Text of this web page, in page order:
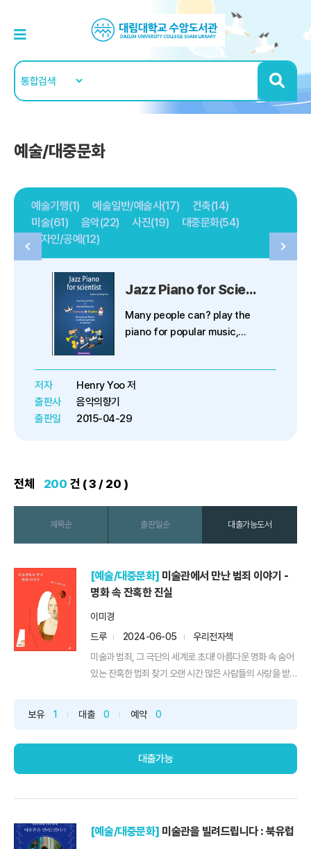
예술/대중문화
예술기행(1) 예술일반/예술사(17)
건축(14)
미술(61)
음악(22) 사진(19)
대중문화(54)
디자인/공예(12)
Jazz Piano for Scientist
Many people can? play the
piano for popular music,
learned it. The main reason
저자
Henry Yoo 저
출판사
음악의향기
출판일
2015-04-29
전체 200 건 ( 3 / 20 )
제목순 출판일순 대출가능도서
[예술/대중문화] 미술관에서 만난 범죄 이야기 -
명화 속 잔혹한 진실
이미경
드루
2024-06-05
우리전자책
미술과 범죄, 그 극단의 세계로 초대! 아름다운 명화 속 숨어
있는 잔혹한 범죄 찾기 오랜 시간 많은 사람들의 사랑을 받
것도 사기, 성매매, 성폭행, 납치, 살인과 같은 중범죄가 숨
보유 1 대출 0 예약 0
대출가능
[예술/대중문화] 미술관을 빌려드립니다 : 북유럽